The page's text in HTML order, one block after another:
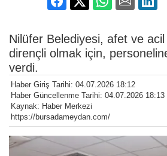
Nilüfer Belediyesi, afet ve
dirençli olmak için,
verdi.
Haber Giriş Tarihi: 04.07.2026 18:12
Haber Güncellenme Tarihi: 04.07.2026 18:13
Kaynak: Haber Merkezi
https://bursadameydan.com/